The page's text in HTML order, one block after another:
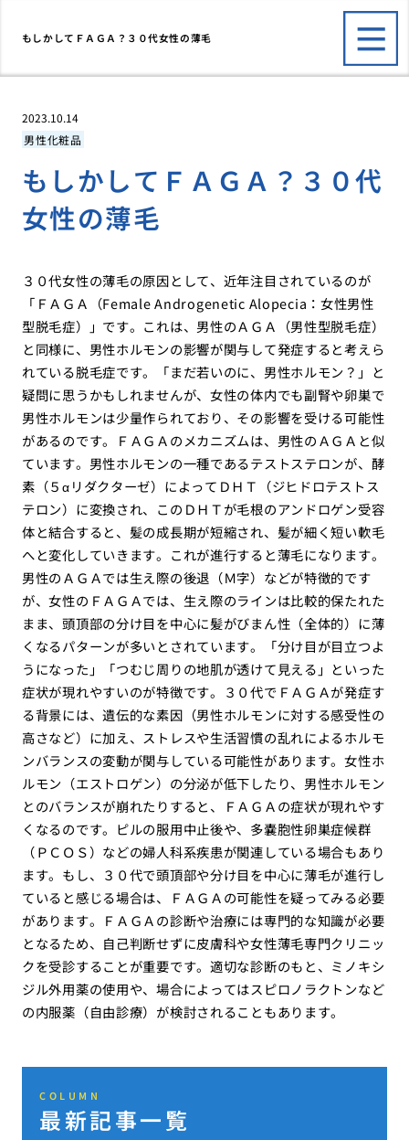
もしかしてＦＡＧＡ？３０代女性の薄毛
2023.10.14
男性化粧品
もしかしてＦＡＧＡ？３０代
女性の薄毛
３０代女性の薄毛の原因として、近年注目されているのが
「ＦＡＧＡ（Female Androgenetic Alopecia：女性男性
型脱毛症）」です。これは、男性のＡＧＡ（男性型脱毛症）
と同様に、男性ホルモンの影響が関与して発症すると考えら
れている脱毛症です。「まだ若いのに、男性ホルモン？」と
疑問に思うかもしれませんが、女性の体内でも副腎や卵巣で
男性ホルモンは少量作られており、その影響を受ける可能性
があるのです。ＦＡＧＡのメカニズムは、男性のＡＧＡと似
ています。男性ホルモンの一種であるテストステロンが、酵
素（５αリダクターゼ）によってＤＨＴ（ジヒドロテストス
テロン）に変換され、このＤＨＴが毛根のアンドロゲン受容
体と結合すると、髪の成長期が短縮され、髪が細く短い軟毛
へと変化していきます。これが進行すると薄毛になります。
男性のＡＧＡでは生え際の後退（Ｍ字）などが特徴的です
が、女性のＦＡＧＡでは、生え際のラインは比較的保たれた
まま、頭頂部の分け目を中心に髪がびまん性（全体的）に薄
くなるパターンが多いとされています。「分け目が目立つよ
うになった」「つむじ周りの地肌が透けて見える」といった
症状が現れやすいのが特徴です。３０代でＦＡＧＡが発症す
る背景には、遺伝的な素因（男性ホルモンに対する感受性の
高さなど）に加え、ストレスや生活習慣の乱れによるホルモ
ンバランスの変動が関与している可能性があります。女性ホ
ルモン（エストロゲン）の分泌が低下したり、男性ホルモン
とのバランスが崩れたりすると、ＦＡＧＡの症状が現れやす
くなるのです。ピルの服用中止後や、多嚢胞性卵巣症候群
（ＰＣＯＳ）などの婦人科系疾患が関連している場合もあり
ます。もし、３０代で頭頂部や分け目を中心に薄毛が進行し
ていると感じる場合は、ＦＡＧＡの可能性を疑ってみる必要
があります。ＦＡＧＡの診断や治療には専門的な知識が必要
となるため、自己判断せずに皮膚科や女性薄毛専門クリニッ
クを受診することが重要です。適切な診断のもと、ミノキシ
ジル外用薬の使用や、場合によってはスピロノラクトンなど
の内服薬（自由診療）が検討されることもあります。
COLUMN
最新記事一覧